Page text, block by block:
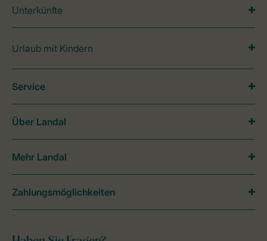
Unterkünfte
Urlaub mit Kindern
Service
Über Landal
Mehr Landal
Zahlungsmöglichkeiten